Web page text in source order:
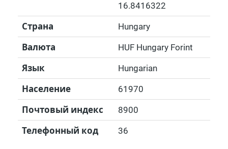
16.8416322
Страна Hungary
Валюта HUF Hungary Forint
Язык Hungarian
Население 61970
Почтовый индекс 8900
Телефонный код 36